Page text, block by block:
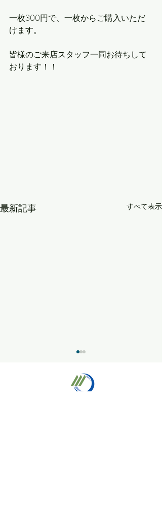
一枚300円で、一枚からご購入いただ
けます。
皆様のご来店スタッフ一同お待ちして
おります！！
最新記事 すべて表示